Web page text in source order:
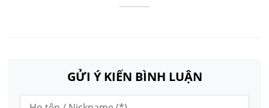
GỬI Ý KIẾN BÌNH LUẬN